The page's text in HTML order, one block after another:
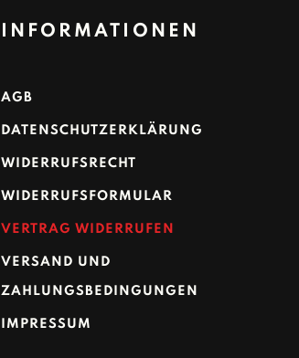
INFORMATIONEN
AGB
DATENSCHUTZERKLÄRUNG
WIDERRUFSRECHT
WIDERRUFSFORMULAR
VERTRAG WIDERRUFEN
VERSAND UND
ZAHLUNGSBEDINGUNGEN
IMPRESSUM